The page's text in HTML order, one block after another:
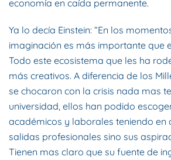
economía en caída permanente.
Ya lo decía Einstein: “En los
imaginación es más importante que
Todo este ecosistema que les ha
más creativos. A diferencia de los
se chocaron con la crisis nada mas
universidad, ellos han podido
académicos y laborales teniendo en
salidas profesionales sino sus
Tienen mas claro que su fuente de